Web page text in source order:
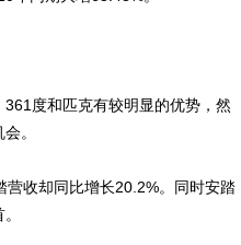
度和匹克有较明显的优势，然
。
收却同比增长20.2%。同时安踏